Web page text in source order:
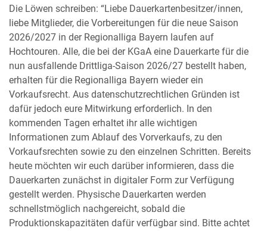
Die Löwen schreiben: “Liebe Dauerkartenbesitzer/innen,
liebe Mitglieder, die Vorbereitungen für die neue Saison
2026/2027 in der Regionalliga Bayern laufen auf
Hochtouren. Alle, die bei der KGaA eine Dauerkarte für die
nun ausfallende Drittliga-Saison 2026/27 bestellt haben,
erhalten für die Regionalliga Bayern wieder ein
Vorkaufsrecht. Aus datenschutzrechtlichen Gründen ist
dafür jedoch eure Mitwirkung erforderlich. In den
kommenden Tagen erhaltet ihr alle wichtigen
Informationen zum Ablauf des Vorverkaufs, zu den
Vorkaufsrechten sowie zu den einzelnen Schritten. Bereits
heute möchten wir euch darüber informieren, dass die
Dauerkarten zunächst in digitaler Form zur Verfügung
gestellt werden. Physische Dauerkarten werden
schnellstmöglich nachgereicht, sobald die
Produktionskapazitäten dafür verfügbar sind. Bitte achtet